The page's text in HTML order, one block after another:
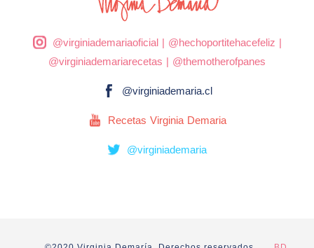
@virginiademariaoficial| @hechoportitehacefeliz |
@virginiademariarecetas | @themotherofpanes
@virginiademaria.cl
Recetas Virginia Demaria
@virginiademaria